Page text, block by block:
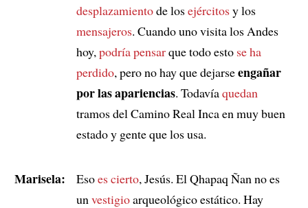
desplazamientode losejércitosy los
mensajeros. Cuando uno visita los Andes
hoy, podría pensarque todo esto se ha
perdido, pero no hay que dejarseengañar
por las apariencias. Todavíaquedan
tramos del Camino Real Inca en muy buen
estado y gente que los usa.
Marisela: Esoes cierto, Jesús. El Qhapaq Ñan no es
un vestigioarqueológico estático. Hay